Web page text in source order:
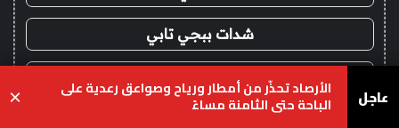
شدات ببجي تابي
فور يو ستور
عاجل الأرصاد تحذّر من أمطار ورياح وصواعق رعدية على
الباحة حتى الثامنة مساءً ×